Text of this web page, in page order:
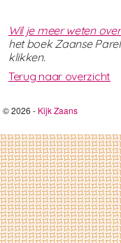
Wil je meer weten
het boek Zaanse
klikken.
Terug naar overzicht
© 2026 - Kijk Zaans